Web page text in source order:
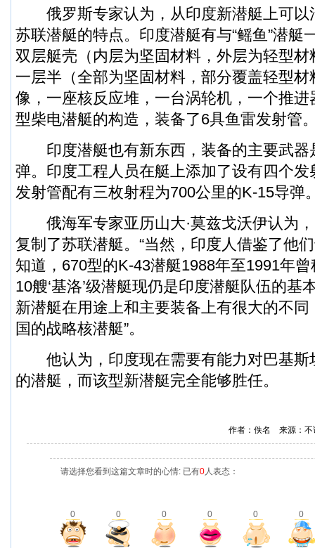
俄罗斯专家认为，从印度新潜艇上可以
苏联潜艇的特点。印度潜艇有与“鳐鱼”潜艇
双层艇壳（内层为坚固材料，外层为轻型
一层半（全部为坚固材料，部分覆盖轻型
像，一座核反应堆，一台涡轮机，一个推
型柴电潜艇的构造，装备了6具鱼雷发射管
印度潜艇也有新东西，装备的主要武器
弹。印度工程人员在艇上添加了设有四个
发射管配有三枚射程为700公里的K-15导弹
俄海军专家亚历山大·莫兹戈沃伊认为，
复制了苏联潜艇。“当然，印度人借鉴了他
知道，670型的K-43潜艇1988年至1991年
10艘‘基洛’级潜艇现仍是印度潜艇队伍的基
新潜艇在用途上和主要装备上有很大的不
国的战略核潜艇”。
他认为，印度现在需要有能力对巴基斯
的潜艇，而该型新潜艇完全能够胜任。
作者：佚名 来源：
请选择您看到这篇文章时的心情: 已有0人表态：
0 0 0 0 0 0